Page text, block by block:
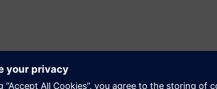
Osigurajte i optimizujte
komunikacione sisteme